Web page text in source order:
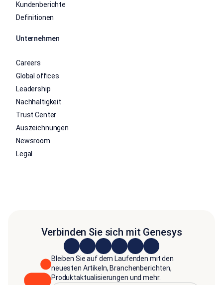
Kundenberichte
Definitionen
Unternehmen
Careers
Global offices
Leadership
Nachhaltigkeit
Trust Center
Auszeichnungen
Newsroom
Legal
Verbinden Sie sich mit Genesys
Bleiben Sie auf dem Laufenden mit den
neuesten Artikeln, Branchenberichten,
Produktaktualisierungen und mehr.